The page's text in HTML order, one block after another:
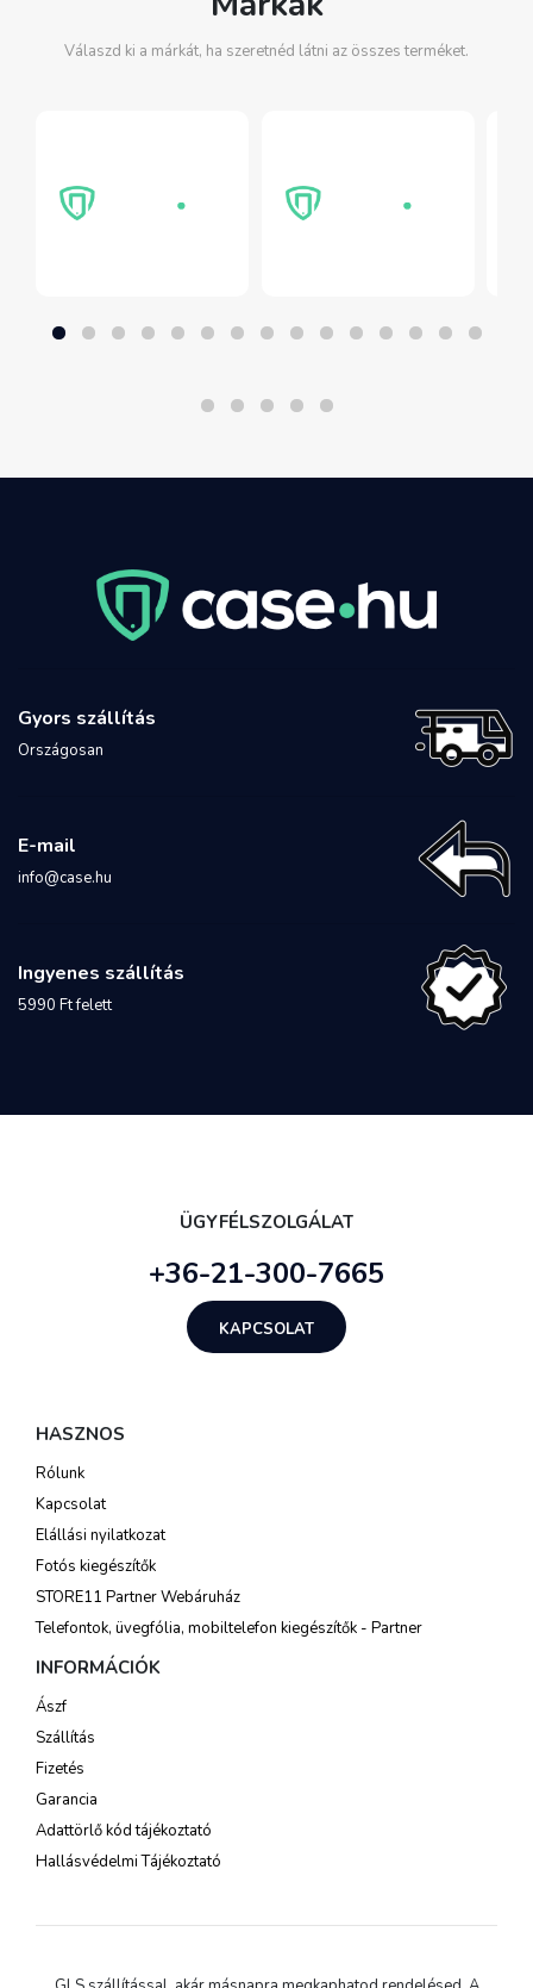
Válaszd ki a márkát, ha szeretnéd látni az összes terméket.
Gyors szállítás
Országosan
E-mail
info@case.hu
Ingyenes szállítás
5990 Ft felett
ÜGYFÉLSZOLGÁLAT
+36-21-300-7665
KAPCSOLAT
HASZNOS
Rólunk
Kapcsolat
Elállási nyilatkozat
Fotós kiegészítők
STORE11 Partner Webáruház
Telefontok, üvegfólia, mobiltelefon kiegészítők - Partner
INFORMÁCIÓK
Ászf
Szállítás
Fizetés
Garancia
Adattörlő kód tájékoztató
Hallásvédelmi Tájékoztató